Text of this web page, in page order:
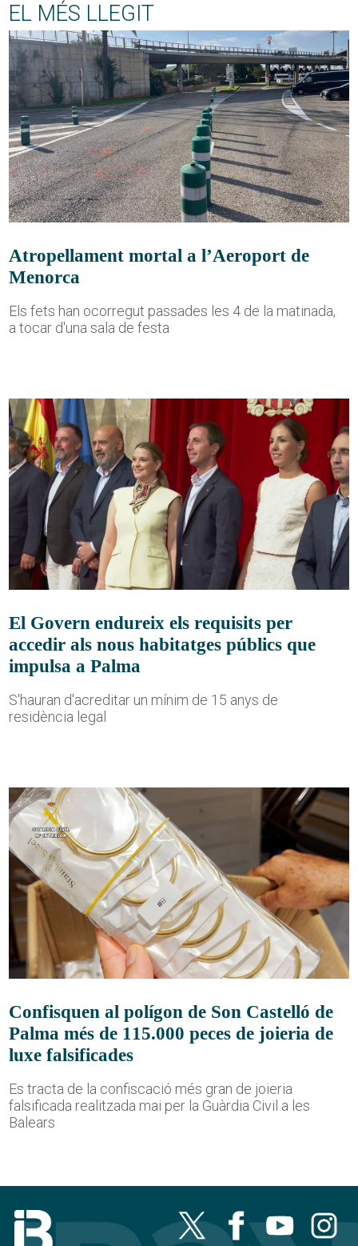
EL MÉS LLEGIT
Atropellament mortal a l’Aeroport de
Menorca
Els fets han ocorregut passades les 4 de la matinada,
a tocar d'una sala de festa
El Govern endureix els requisits per
accedir als nous habitatges públics que
impulsa a Palma
S'hauran d'acreditar un mínim de 15 anys de
residència legal
Confisquen al polígon de Son Castelló de
Palma més de 115.000 peces de joieria de
luxe falsificades
Es tracta de la confiscació més gran de joieria
falsificada realitzada mai per la Guàrdia Civil a les
Balears